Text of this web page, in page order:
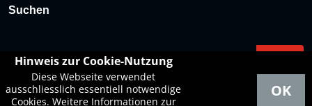
Suchen
Hinweis zur Cookie-Nutzung
Diese Webseite verwendet
ausschliesslich essentiell notwendige
Cookies. Weitere Informationen zur
OK